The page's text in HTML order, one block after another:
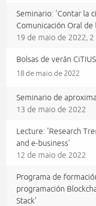
Seminario: 'Contar la
Comunicación Oral de
19 de maio de 2022, 2
Bolsas de verán
18 de maio de 2022
Seminario de
13 de maio de 2022
Lecture: 'Research
and e-business'
12 de maio de 2022
Programa de
programación
Stack'